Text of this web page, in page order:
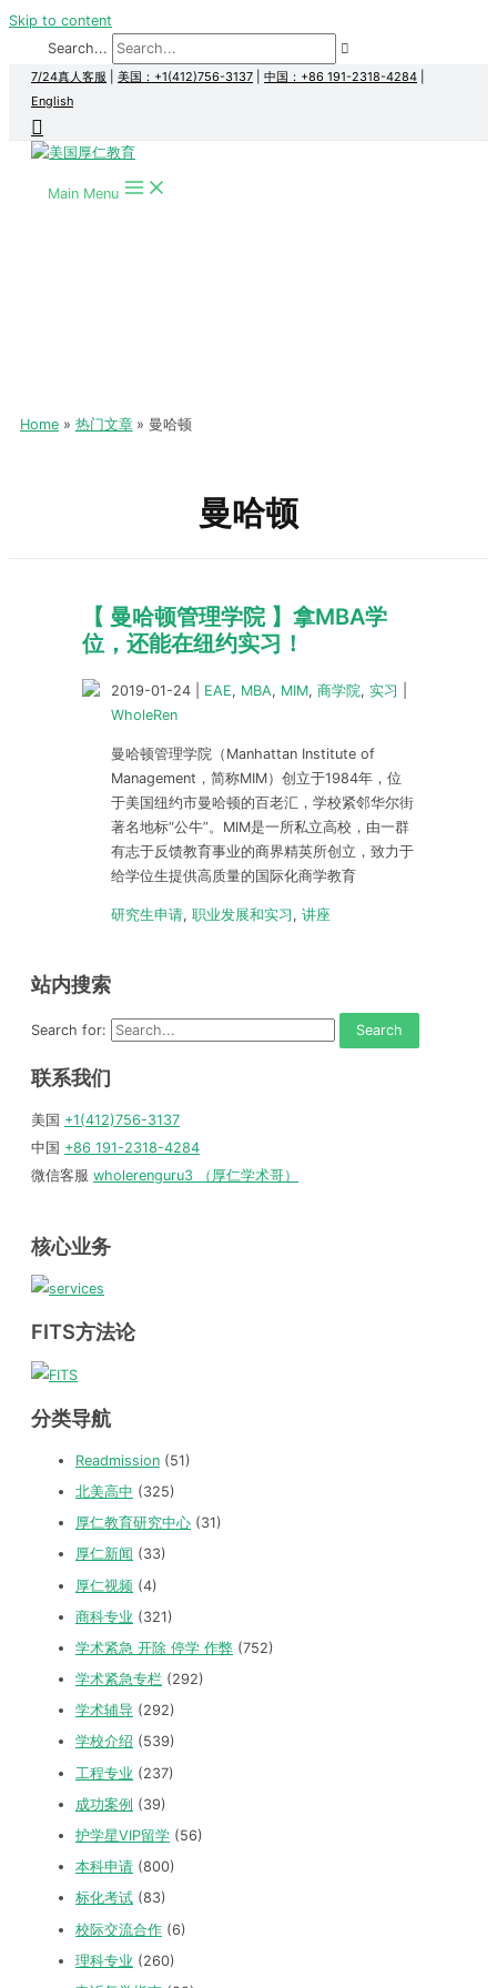
Skip to content
Search...
7/24真人客服 美国：+1(412)756-3137 中国：+86 191-2318-4284
English
Main Menu
Home 热门文章 曼哈顿
曼哈顿
【 曼哈顿管理学院 】拿MBA学
位，还能在纽约实习！
2019-01-24 EAE, MBA, MIM, 商学院, 实习
WholeRen
曼哈顿管理学院（Manhattan Institute of
Management，简称MIM）创立于1984年，位
于美国纽约市曼哈顿的百老汇，学校紧邻华尔街
著名地标“公牛”。MIM是一所私立高校，由一群
有志于反馈教育事业的商界精英所创立，致力于
给学位生提供高质量的国际化商学教育
研究生申请, 职业发展和实习 , 讲座
站内搜索
Search for:
联系我们
美国 +1(412)756-3137
中国 +86 191-2318-4284
微信客服 wholerenguru3 （厚仁学术哥）
核心业务
FITS方法论
分类导航
Readmission (51)
北美高中 (325)
厚仁教育研究中心 (31)
厚仁新闻 (33)
厚仁视频 (4)
商科专业 (321)
学术紧急 开除 停学 作弊 (752)
学术紧急专栏 (292)
学术辅导 (292)
学校介绍 (539)
工程专业 (237)
成功案例 (39)
护学星VIP留学 (56)
本科申请 (800)
标化考试 (83)
校际交流合作 (6)
理科专业 (260)